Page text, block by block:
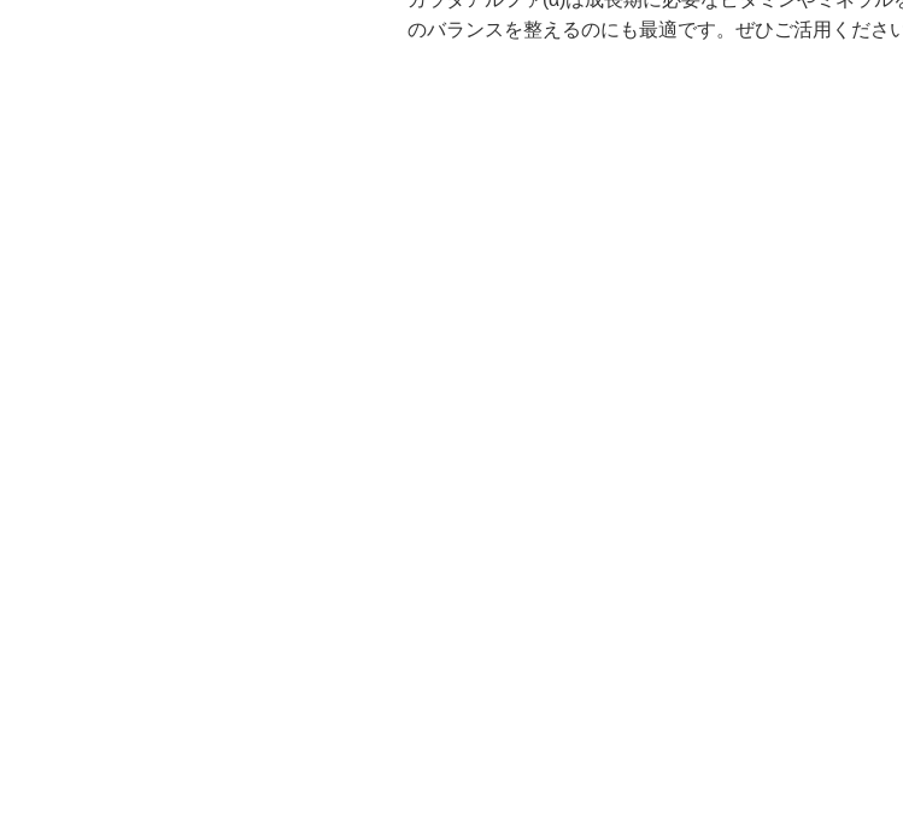
のバランスを整えるのにも最適です。ぜひご活用ください